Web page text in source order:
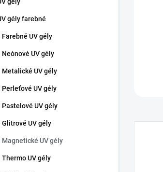
gély farebné
Farebné UV gély
Neónové UV gély
Metalické UV gély
Perleťové UV gély
Pastelové UV gély
Glitrové UV gély
Magnetické UV gély
Thermo UV gély